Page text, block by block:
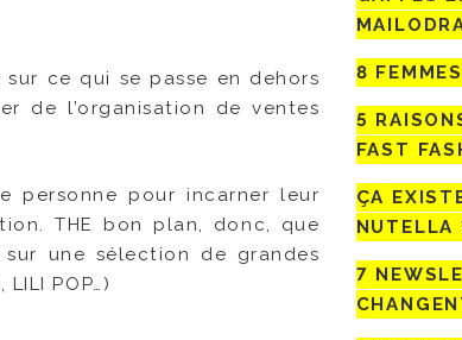
ce qui se passe en dehors
de l’organisation de ventes
personne pour incarner leur
THE bon plan, donc, que
une sélection de grandes
POP…)
8
5
FAST
ÇA
NUTELLA
7